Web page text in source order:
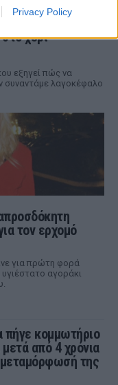
Privacy Policy
Πόζαρε με
χέρι
εξηγεί πώς να
συναντάμε λαγοκέφαλο
τον ερχομό
για πρώτη φορά
αγοράκι
πήγε κομμωτήριο
από 4 χρόνια
της